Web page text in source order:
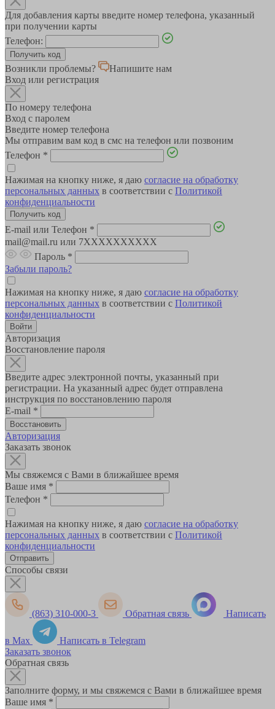
Для добавления карты введите номер телефона, указанный
при получении карты
Телефон:
Возникли проблемы?
Напишите нам
Вход или регистрация
По номеру телефона
Вход с паролем
Введите номер телефона
Мы отправим вам код в смс на телефон или позвоним
Телефон *
Нажимая на кнопку ниже, я даю согласие на обработку
персональных данных в соответствии с Политикой
конфиденциальности
E-mail или Телефон *
mail@mail.ru или 7XXXXXXXXXX
Пароль *
Забыли пароль?
Нажимая на кнопку ниже, я даю согласие на обработку
персональных данных в соответствии с Политикой
конфиденциальности
Авторизация
Восстановление пароля
Введите адрес электронной почты, указанный при
регистрации. На указанный адрес будет отправлена
инструкция по восстановлению пароля
E-mail *
Авторизация
Заказать звонок
Мы свяжемся с Вами в ближайшее время
Ваше имя *
Телефон *
Нажимая на кнопку ниже, я даю согласие на обработку
персональных данных в соответствии с Политикой
конфиденциальности
Способы связи
(863) 310-000-3 Обратная связь Написать
в Max
Написать в Telegram
Заказать звонок
Обратная связь
Заполните форму, и мы свяжемся с Вами в ближайшее время
Ваше имя *